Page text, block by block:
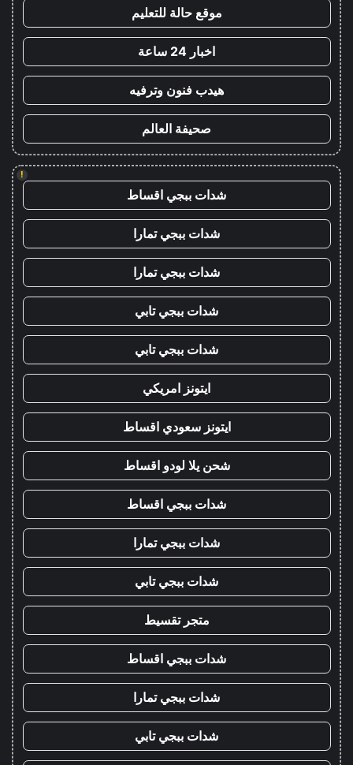
موقع حالة للتعليم
اخبار 24 ساعة
هيدب فنون وترفيه
صحيفة العالم
!
شدات ببجي اقساط
شدات ببجي تمارا
شدات ببجي تمارا
شدات ببجي تابي
شدات ببجي تابي
ايتونز امريكي
ايتونز سعودي اقساط
شحن يلا لودو اقساط
شدات ببجي اقساط
شدات ببجي تمارا
شدات ببجي تابي
متجر تقسيط
شدات ببجي اقساط
شدات ببجي تمارا
شدات ببجي تابي